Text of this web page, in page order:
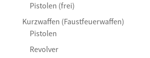
Pistolen (frei)
Kurzwaffen (Faustfeuerwaffen)
Pistolen
Revolver